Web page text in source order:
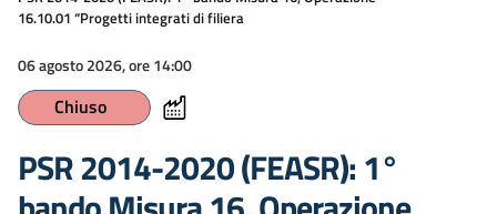
16.10.01 “Progetti integrati di filiera
06 agosto 2026, ore 14:00
Chiuso
PSR 2014-2020 (FEASR): 1°